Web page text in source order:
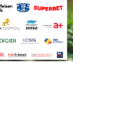
România – orizont
resurselor naturale
Piaţa gazelor naturale:
Marea Neagră în Noua
economie
Talk
pentru